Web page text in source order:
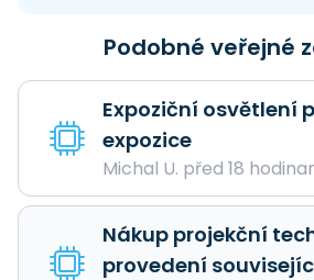
Podobné veřejné
Expoziční osvětlení
expozice
Michal U. před 18
Nákup projekční
provedení